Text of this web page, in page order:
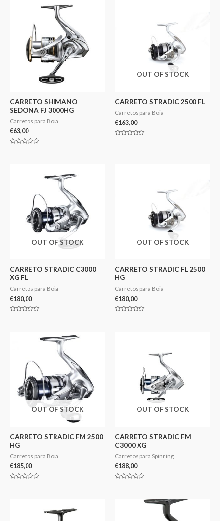
CARRETO SHIMANO
SEDONA FJ 3000HG
Carretos para Boia
€63,00
OUT OF STOCK
CARRETO STRADIC 2500 FL
Carretos para Boia
€163,00
OUT OF STOCK
CARRETO STRADIC C3000
XG FL
Carretos para Boia
€180,00
OUT OF STOCK
CARRETO STRADIC FL 2500
HG
Carretos para Boia
€180,00
OUT OF STOCK
CARRETO STRADIC FM 2500
HG
Carretos para Boia
€185,00
OUT OF STOCK
CARRETO STRADIC FM
C3000 XG
Carretos para Spinning
€188,00